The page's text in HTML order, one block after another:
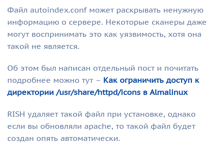
Файл autoindex.conf может раскрывать ненужную
информацию о сервере. Некоторые сканеры даже
могут воспринимать это как уязвимость, хотя она
такой не является.
Об этом был написан отдельный пост и почитать
подробнее можно тут – Как ограничить доступ к
директории /usr/share/httpd/icons в Almalinux
RISH удаляет такой файл при установке, однако
если вы обновляли apache, то такой файл будет
создан опять автоматически.